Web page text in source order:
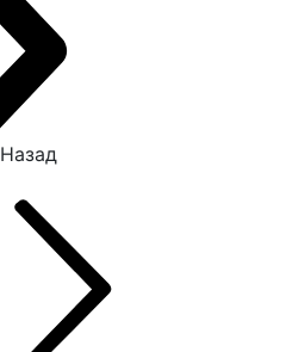
Назад